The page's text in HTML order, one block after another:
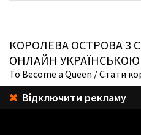
КОРОЛЕВА ОСТРОВА 3
ОНЛАЙН УКРАЇНСЬКОЮ
To Become a Queen / Стати
Відключити рекламу